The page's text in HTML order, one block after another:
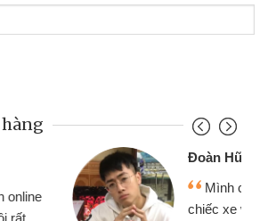
Đoàn Hữu Cảnh
Mình cần tiền gấp nên định cầm cố
chiếc xe wave nhưng thật may đã có